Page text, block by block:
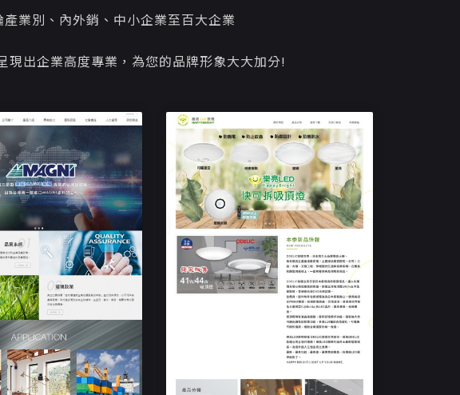
業別、內外銷、中小企業至百大企業
出企業高度專業，為您的品牌形象大大加分!
式企業網站設計